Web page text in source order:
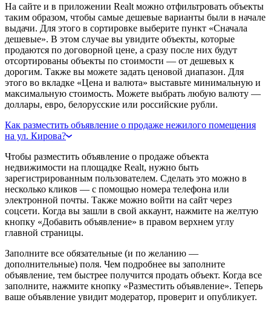
На сайте и в приложении Realt можно отфильтровать объекты
таким образом, чтобы самые дешевые варианты были в начале
выдачи. Для этого в сортировке выберите пункт «Сначала
дешевые». В этом случае вы увидите объекты, которые
продаются по договорной цене, а сразу после них будут
отсортированы объекты по стоимости — от дешевых к
дорогим. Также вы можете задать ценовой диапазон. Для
этого во вкладке «Цена и валюта» выставьте минимальную и
максимальную стоимость. Можете выбрать любую валюту —
доллары, евро, белорусские или российские рубли.
Как разместить объявление о продаже нежилого помещения
на ул. Кирова?
Чтобы разместить объявление о продаже объекта
недвижимости на площадке Realt, нужно быть
зарегистрированным пользователем. Сделать это можно в
несколько кликов — с помощью номера телефона или
электронной почты. Также можно войти на сайт через
соцсети. Когда вы зашли в свой аккаунт, нажмите на желтую
кнопку «Добавить объявление» в правом верхнем углу
главной страницы.
Заполните все обязательные (и по желанию —
дополнительные) поля. Чем подробнее вы заполните
объявление, тем быстрее получится продать объект. Когда все
заполните, нажмите кнопку «Разместить объявление». Теперь
ваше объявление увидит модератор, проверит и опубликует.